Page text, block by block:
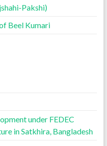
Pakshi)
Beel Kumari
under FEDEC
in Satkhira, Bangladesh